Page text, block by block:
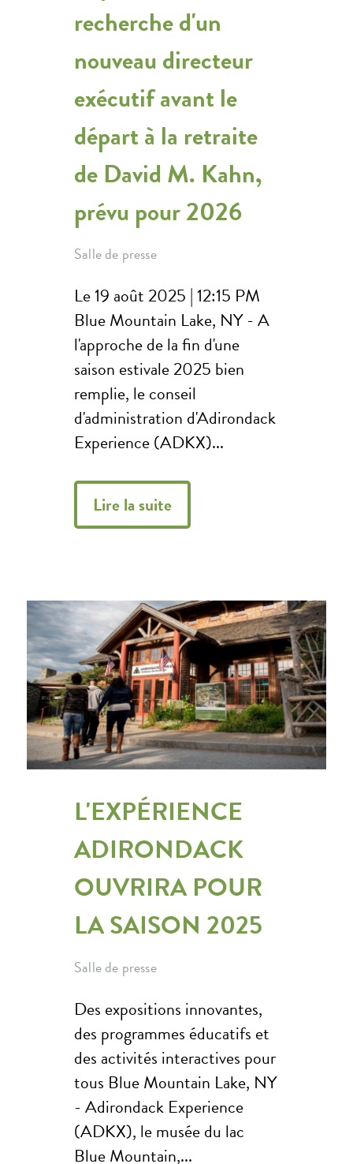
recherche d'un
nouveau directeur
exécutif avant le
départ à la retraite
de David M. Kahn,
prévu pour 2026
Salle de presse
Le 19 août 2025 | 12:15 PM
Blue Mountain Lake, NY - A
l'approche de la fin d'une
saison estivale 2025 bien
remplie, le conseil
d'administration d'Adirondack
Experience (ADKX)...
Lire la suite
L'EXPÉRIENCE
ADIRONDACK
OUVRIRA POUR
LA SAISON 2025
Salle de presse
Des expositions innovantes,
des programmes éducatifs et
des activités interactives pour
tous Blue Mountain Lake, NY
- Adirondack Experience
(ADKX), le musée du lac
Blue Mountain,...